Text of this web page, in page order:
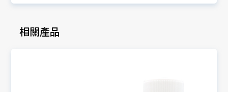
相關產品